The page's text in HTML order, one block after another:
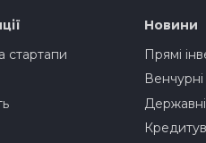
стартапи
Новини
Прямі
Венчурні
Державні